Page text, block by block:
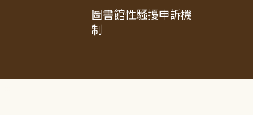
圖書館性騷擾申訴機
制